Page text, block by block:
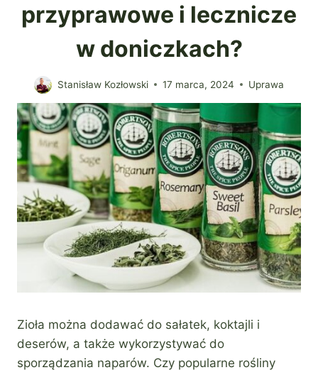
przyprawowe i lecznicze
w doniczkach?
Stanisław Kozłowski 17 marca, 2024 Uprawa
Zioła można dodawać do sałatek, koktajli i
deserów, a także wykorzystywać do
sporządzania naparów. Czy popularne rośliny